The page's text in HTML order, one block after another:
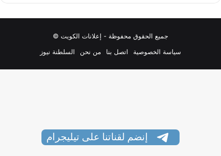
جميع الحقوق محفوظة - إعلانات الكويت ©
سياسة الخصوصية
اتصل بنا من نحن السلطنة نيوز
إنضم لقناتنا على تيليجرام